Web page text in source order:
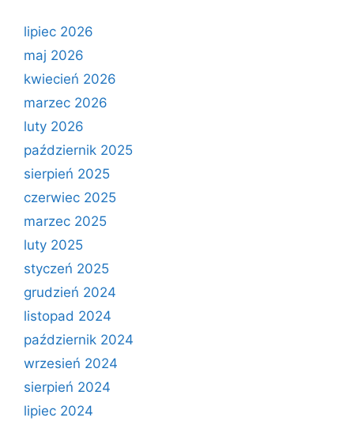
lipiec 2026
maj 2026
kwiecień 2026
marzec 2026
luty 2026
październik 2025
sierpień 2025
czerwiec 2025
marzec 2025
luty 2025
styczeń 2025
grudzień 2024
listopad 2024
październik 2024
wrzesień 2024
sierpień 2024
lipiec 2024